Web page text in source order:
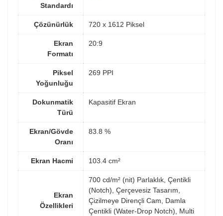
Standardı
Çözünürlük 720 x 1612 Piksel
Ekran
Formatı
20:9
Piksel
Yoğunluğu
269 PPI
Dokunmatik
Türü
Kapasitif Ekran
Ekran/Gövde
Oranı
83.8 %
Ekran Hacmi 103.4 cm²
Ekran
Özellikleri
700 cd/m² (nit) Parlaklık, Çentikli
(Notch), Çerçevesiz Tasarım,
Çizilmeye Dirençli Cam, Damla
Çentikli (Water-Drop Notch), Multi